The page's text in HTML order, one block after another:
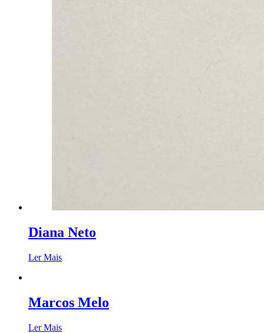
Diana Neto
Ler Mais
Marcos Melo
Ler Mais